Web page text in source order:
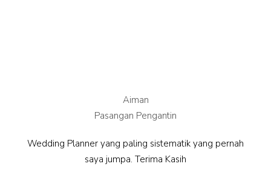
Aiman
Pasangan Pengantin
Wedding Planner yang paling sistematik yang pernah
saya jumpa. Terima Kasih